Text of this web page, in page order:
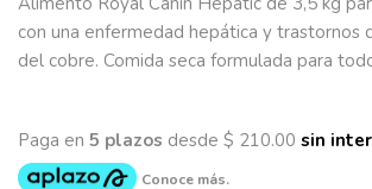
con una enfermedad hepática y trastornos
del cobre. Comida seca formulada para